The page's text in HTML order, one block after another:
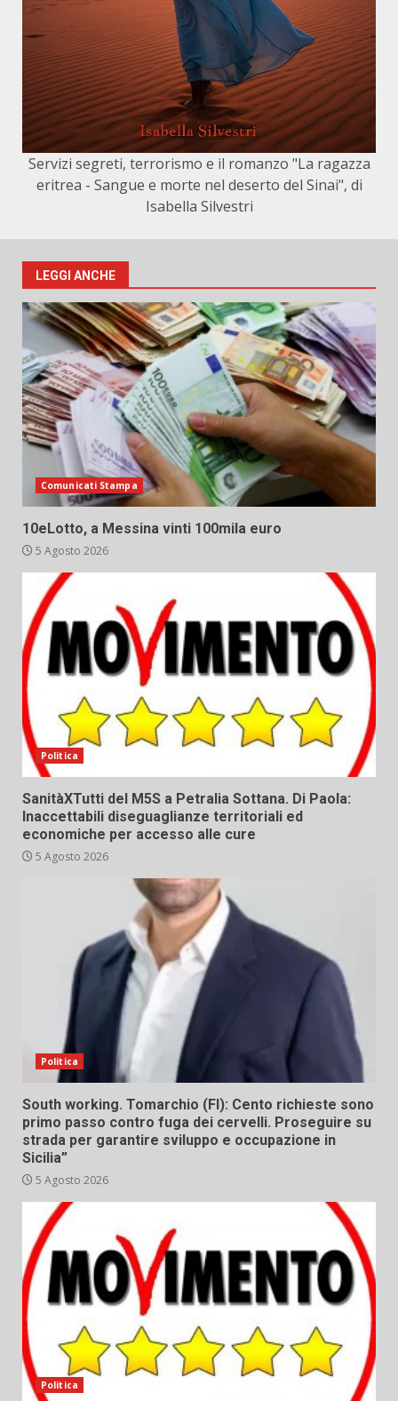
Servizi segreti, terrorismo e il romanzo "La ragazza
eritrea - Sangue e morte nel deserto del Sinai", di
Isabella Silvestri
LEGGI ANCHE
Comunicati Stampa
10eLotto, a Messina vinti 100mila euro
5 Agosto 2026
Politica
SanitàXTutti del M5S a Petralia Sottana. Di Paola:
Inaccettabili diseguaglianze territoriali ed
economiche per accesso alle cure
5 Agosto 2026
Politica
South working. Tomarchio (FI): Cento richieste sono
primo passo contro fuga dei cervelli. Proseguire su
strada per garantire sviluppo e occupazione in
Sicilia”
5 Agosto 2026
Politica